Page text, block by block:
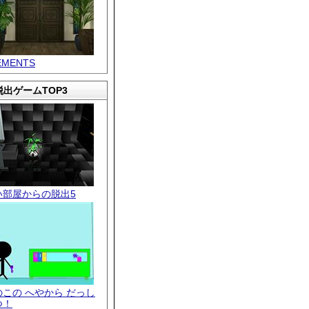
出ゲームTOP3
部屋からの脱出5
この へやから だっし